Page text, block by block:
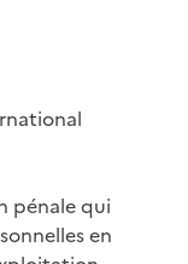
pénale qui
en